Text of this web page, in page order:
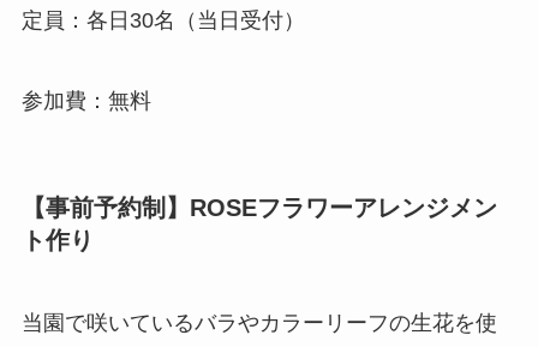
定員：各日30名（当日受付）
参加費：無料
【事前予約制】ROSEフラワーアレンジメン
ト作り
当園で咲いているバラやカラーリーフの生花を使